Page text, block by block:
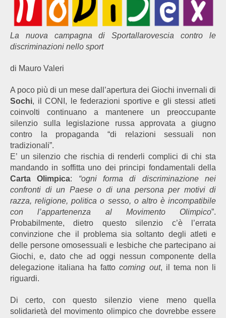
La nuova campagna di Sportallarovescia contro le
discriminazioni nello sport
di Mauro Valeri
A poco più di un mese dall’apertura dei Giochi invernali di
Sochi, il CONI, le federazioni sportive e gli stessi atleti
coinvolti continuano a mantenere un preoccupante
silenzio sulla legislazione russa approvata a giugno
contro la propaganda “di relazioni sessuali non
tradizionali”.
E’ un silenzio che rischia di renderli complici di chi sta
mandando in soffitta uno dei principi fondamentali della
Carta Olimpica: “ogni forma di discriminazione nei
confronti di un Paese o di una persona per motivi di
razza, religione, politica o sesso, o altro è incompatibile
con l’appartenenza al Movimento Olimpico”.
Probabilmente, dietro questo silenzio c’è l’errata
convinzione che il problema sia soltanto degli atleti e
delle persone omosessuali e lesbiche che partecipano ai
Giochi, e, dato che ad oggi nessun componente della
delegazione italiana ha fattocoming out, il tema non li
riguardi.
Di certo, con questo silenzio viene meno quella
solidarietà del movimento olimpico che dovrebbe essere